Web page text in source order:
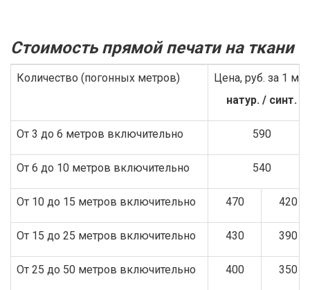
Стоимость прямой печати на ткани
Количество (погонных метров)
Цена, руб. за 1 м.п.
натур. / синт.
От 3 до 6 метров включительно 590
От 6 до 10 метров включительно 540
От 10 до 15 метров включительно 470 420
От 15 до 25 метров включительно 430 390
От 25 до 50 метров включительно 400 350